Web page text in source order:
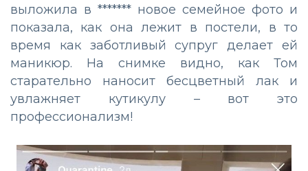
выложила в ******* новое семейное фото и
показала, как она лежит в постели, в то
время как заботливый супруг делает ей
маникюр. На снимке видно, как Том
старательно наносит бесцветный лак и
увлажняет кутикулу – вот это
профессионализм!